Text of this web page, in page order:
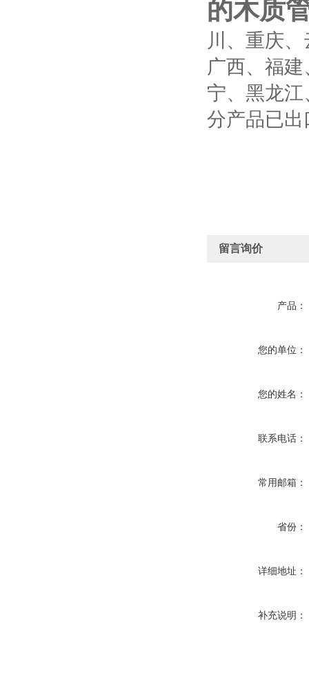
的木质
川、重庆
广西、福
宁、黑龙
分产品已
留言询价
产品：
您的单位：
您的姓名：
联系电话：
常用邮箱：
省份：
详细地址：
补充说明：